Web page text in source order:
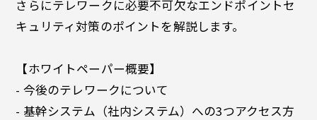
さらにテレワークに必要不可欠なエンドポイントセ
キュリティ対策のポイントを解説します。
【ホワイトペーパー概要】
- 今後のテレワークについて
- 基幹システム（社内システム）への3つアクセス方